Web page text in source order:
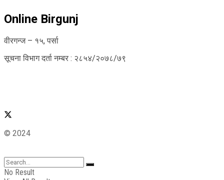
Online Birgunj
वीरगन्ज – १५, पर्सा
सूचना विभाग दर्ता नम्बर : २८५४/२०७८/७९
© 2024
No Result